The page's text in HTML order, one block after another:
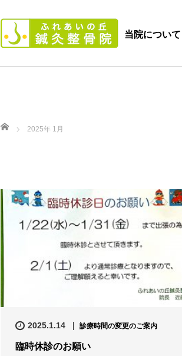
当院について
ホーム 2025年 1月
2025.1.14 診療時間の変更のご案内
臨時休診のお願い